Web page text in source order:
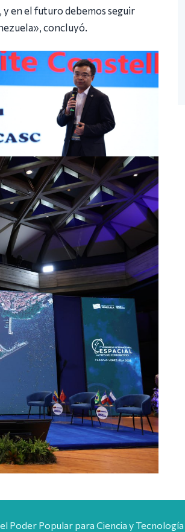
en el futuro debemos seguir
concluyó.
Poder Popular para Ciencia y